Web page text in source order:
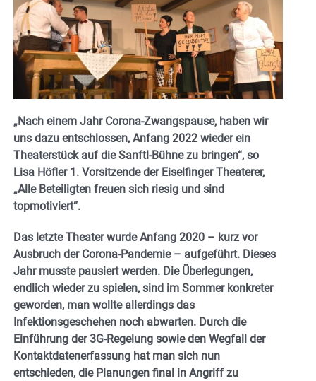
„Nach einem Jahr Corona-Zwangspause, haben wir
uns dazu entschlossen, Anfang 2022 wieder ein
Theaterstück auf die Sanftl-Bühne zu bringen“, so
Lisa Höfler 1. Vorsitzende der Eiselfinger Theaterer,
„Alle Beteiligten freuen sich riesig und sind
topmotiviert“.
Das letzte Theater wurde Anfang 2020 – kurz vor
Ausbruch der Corona-Pandemie – aufgeführt. Dieses
Jahr musste pausiert werden. Die Überlegungen,
endlich wieder zu spielen, sind im Sommer konkreter
geworden, man wollte allerdings das
Infektionsgeschehen noch abwarten. Durch die
Einführung der 3G-Regelung sowie den Wegfall der
Kontaktdatenerfassung hat man sich nun
entschieden, die Planungen final in Angriff zu